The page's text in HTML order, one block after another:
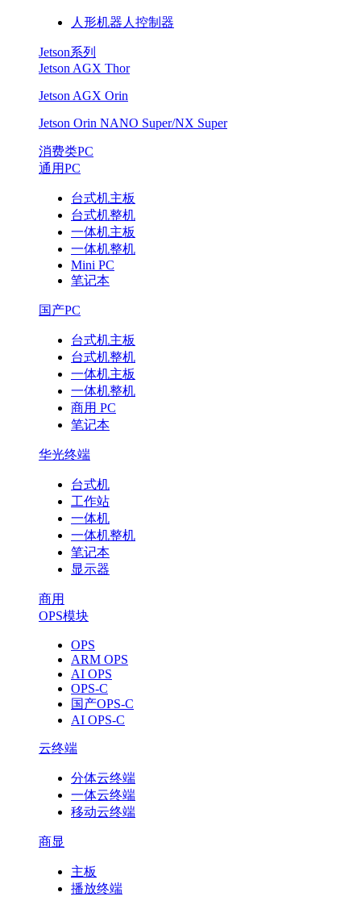
人形机器人控制器
Jetson系列
Jetson AGX Thor
Jetson AGX Orin
Jetson Orin NANO Super/NX Super
消费类PC
通用PC
台式机主板
台式机整机
一体机主板
一体机整机
Mini PC
笔记本
国产PC
台式机主板
台式机整机
一体机主板
一体机整机
商用 PC
笔记本
华光终端
台式机
工作站
一体机
一体机整机
笔记本
显示器
商用
OPS模块
OPS
ARM OPS
AI OPS
OPS-C
国产OPS-C
AI OPS-C
云终端
分体云终端
一体云终端
移动云终端
商显
主板
播放终端